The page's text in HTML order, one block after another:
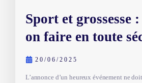
Sport et grossesse
on faire en toute
20/06/2025
L’annonce d’un heureux événement ne